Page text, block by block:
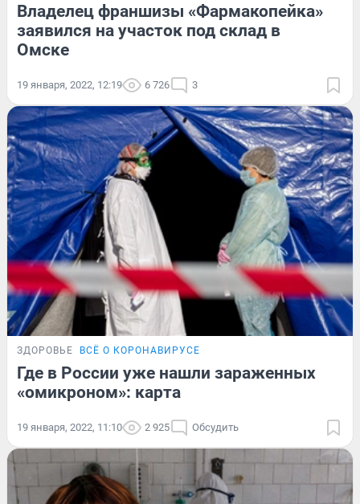
Владелец франшизы «Фармакопейка»
заявился на участок под склад в
Омске
19 января, 2022, 12:19 6 726 3
ЗДОРОВЬЕ ВСЁ О КОРОНАВИРУСЕ
Где в России уже нашли зараженных
«омикроном»: карта
19 января, 2022, 11:10 2 925 Обсудить